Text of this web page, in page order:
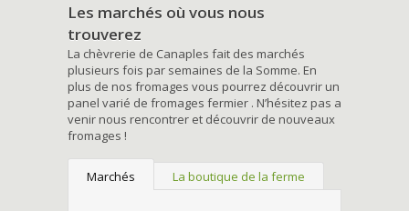
Les marchés où vous nous
trouverez
La chèvrerie de Canaples fait des marchés
plusieurs fois par semaines de la Somme. En
plus de nos fromages vous pourrez découvrir un
panel varié de fromages fermier . N’hésitez pas a
venir nous rencontrer et découvrir de nouveaux
fromages !
Marchés La boutique de la ferme